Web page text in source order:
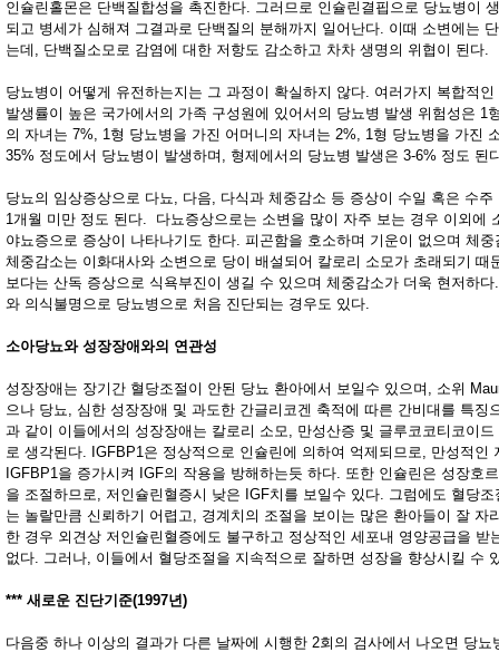
인슐린홀몬은 단백질합성을 촉진한다. 그러므로 인슐린결핍으로 당뇨병이
되고 병세가 심해져 그결과로 단백질의 분해까지 일어난다. 이때 소변에는
는데, 단백질소모로 감염에 대한 저항도 감소하고 차차 생명의 위협이 된다.
당뇨병이 어떻게 유전하는지는 그 과정이 확실하지 않다. 여러가지 복합적
발생률이 높은 국가에서의 가족 구성원에 있어서의 당뇨병 발생 위험성은 1
의 자녀는 7%, 1형 당뇨병을 가진 어머니의 자녀는 2%, 1형 당뇨병을 가진
35% 정도에서 당뇨병이 발생하며, 형제에서의 당뇨병 발생은 3-6% 정도 된
당뇨의 임상증상으로 다뇨, 다음, 다식과 체중감소 등 증상이 수일 혹은 수
1개월 미만 정도 된다. 다뇨증상으로는 소변을 많이 자주 보는 경우 이외에
야뇨증으로 증상이 나타나기도 한다. 피곤함을 호소하며 기운이 없으며 체
체중감소는 이화대사와 소변으로 당이 배설되어 칼로리 소모가 초래되기 때
보다는 산독 증상으로 식욕부진이 생길 수 있으며 체중감소가 더욱 현저하
와 의식불명으로 당뇨병으로 처음 진단되는 경우도 있다.
소아당뇨와 성장장애와의 연관성
성장장애는 장기간 혈당조절이 안된 당뇨 환아에서 보일수 있으며, 소위
으나 당뇨, 심한 성장장애 및 과도한 간글리코겐 축적에 따른 간비대를 특징
과 같이 이들에서의 성장장애는 칼로리 소모, 만성산증 및 글루코코티코이
로 생각된다. IGFBP1은 정상적으로 인슐린에 의하여 억제되므로, 만성적인
IGFBP1을 증가시켜 IGF의 작용을 방해하는듯 하다. 또한 인슐린은 성장호
을 조절하므로, 저인슐린혈증시 낮은 IGF치를 보일수 있다. 그럼에도 혈당
는 놀랄만큼 신뢰하기 어렵고, 경계치의 조절을 보이는 많은 환아들이 잘 자
한 경우 외견상 저인슐린혈증에도 불구하고 정상적인 세포내 영양공급을 받
없다. 그러나, 이들에서 혈당조절을 지속적으로 잘하면 성장을 향상시킬 수
*** 새로운 진단기준(1997년)
다음중 하나 이상의 결과가 다른 날짜에 시행한 2회의 검사에서 나오면 당뇨